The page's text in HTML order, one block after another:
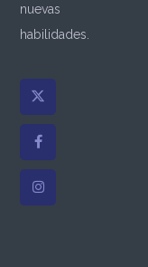
nuevas
habilidades.